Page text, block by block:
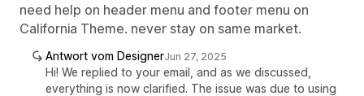
need help on header menu and footer menu on
California Theme. never stay on same market.
Antwort vom DesignerJun 27, 2025
Hi! We replied to your email, and as we discussed,
everything is now clarified. The issue was due to using